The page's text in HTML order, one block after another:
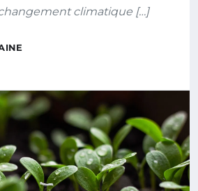
climatique […]